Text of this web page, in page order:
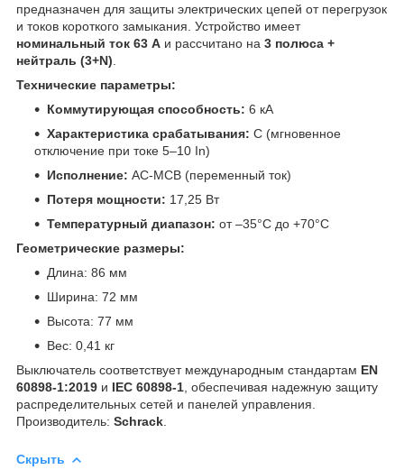
предназначен для защиты электрических цепей от перегрузок
и токов короткого замыкания. Устройство имеет
номинальный ток 63 А и рассчитано на 3 полюса +
нейтраль (3+N)
Технические параметры:
Коммутирующая способность: 6 кА
Характеристика срабатывания: C (мгновенное
отключение при токе 5–10 In)
Исполнение: AC-MCB (переменный ток)
Потеря мощности: 17,25 Вт
Температурный диапазон: от –35°C до +70°C
Геометрические размеры:
Длина: 86 мм
Ширина: 72 мм
Высота: 77 мм
Вес: 0,41 кг
Выключатель соответствует международным стандартам EN
60898-1:2019 и IEC 60898-1 , обеспечивая надежную защиту
распределительных сетей и панелей управления.
Производитель: Schrack
Скрыть